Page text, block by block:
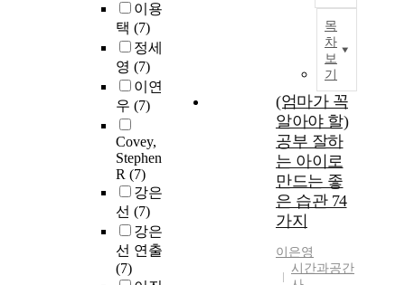
이용
택 (7)
정세
영 (7)
이연
우 (7)
Covey,
Stephen
R (7)
강은
선 (7)
강은
선 연출
(7)
목
차
보
기
(엄마가 꼭
알아야 할)
공부 잘하
는 아이로
만드는 좋
은 습관 74
가지
이은영
시간과공간